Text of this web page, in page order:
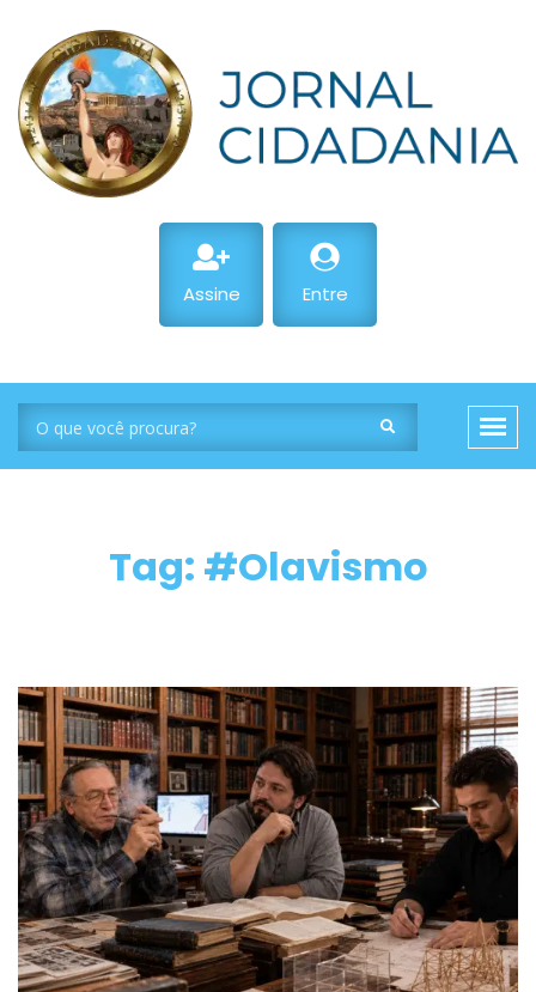
Assine Entre
Tag: #Olavismo